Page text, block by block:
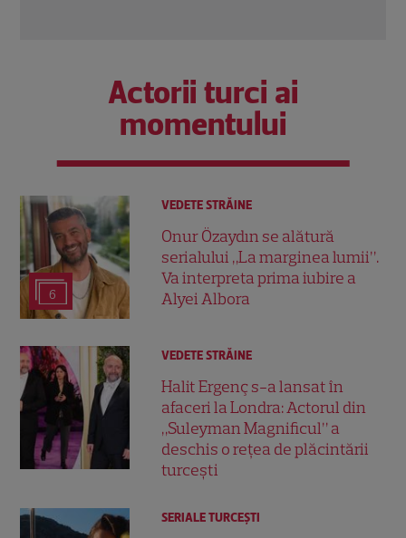
Actorii turci ai
momentului
6
VEDETE STRĂINE
Onur Özaydın se alătură
serialului „La marginea lumii”.
Va interpreta prima iubire a
Alyei Albora
VEDETE STRĂINE
Halit Ergenç s-a lansat în
afaceri la Londra: Actorul din
„Suleyman Magnificul” a
deschis o rețea de plăcintării
turcești
SERIALE TURCEŞTI